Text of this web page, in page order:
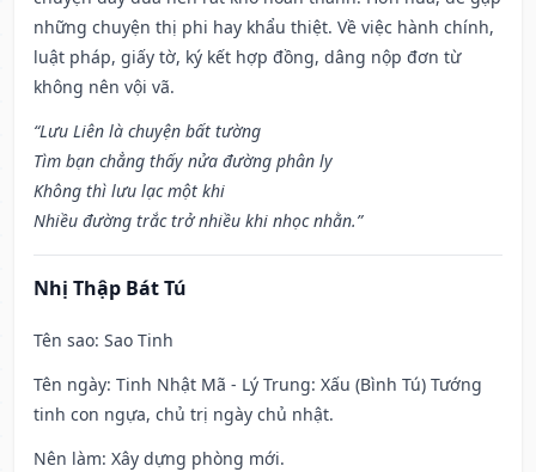
những chuyện thị phi hay khẩu thiệt. Về việc hành chính,
luật pháp, giấy tờ, ký kết hợp đồng, dâng nộp đơn từ
không nên vội vã.
“Lưu Liên là chuyện bất tường
Tìm bạn chẳng thấy nửa đường phân ly
Không thì lưu lạc một khi
Nhiều đường trắc trở nhiều khi nhọc nhằn.”
Nhị Thập Bát Tú
Tên sao: Sao Tinh
Tên ngày: Tinh Nhật Mã - Lý Trung: Xấu (Bình Tú) Tướng
tinh con ngựa, chủ trị ngày chủ nhật.
Nên làm: Xây dựng phòng mới.